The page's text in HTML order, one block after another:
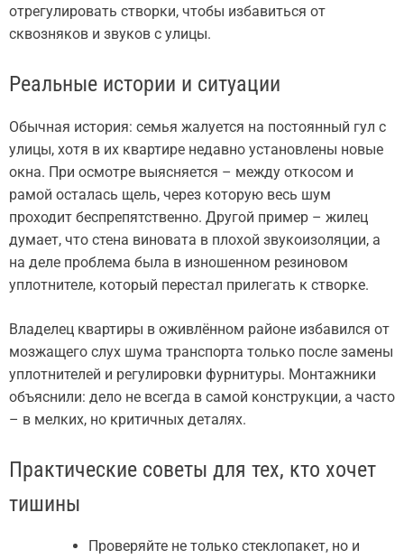
отрегулировать створки, чтобы избавиться от
сквозняков и звуков с улицы.
Реальные истории и ситуации
Обычная история: семья жалуется на постоянный гул с
улицы, хотя в их квартире недавно установлены новые
окна. При осмотре выясняется – между откосом и
рамой осталась щель, через которую весь шум
проходит беспрепятственно. Другой пример – жилец
думает, что стена виновата в плохой звукоизоляции, а
на деле проблема была в изношенном резиновом
уплотнителе, который перестал прилегать к створке.
Владелец квартиры в оживлённом районе избавился от
мозжащего слух шума транспорта только после замены
уплотнителей и регулировки фурнитуры. Монтажники
объяснили: дело не всегда в самой конструкции, а часто
– в мелких, но критичных деталях.
Практические советы для тех, кто хочет
тишины
Проверяйте не только стеклопакет, но и